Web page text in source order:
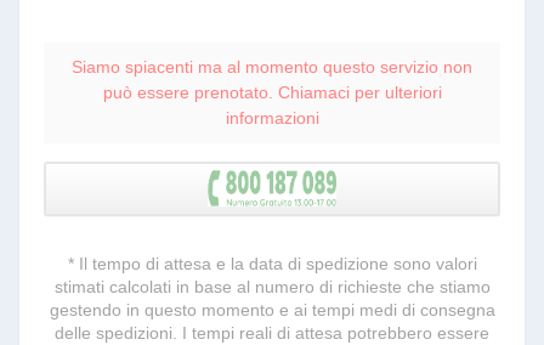
Siamo spiacenti ma al momento questo servizio non
può essere prenotato. Chiamaci per ulteriori
informazioni
* Il tempo di attesa e la data di spedizione sono valori
stimati calcolati in base al numero di richieste che stiamo
gestendo in questo momento e ai tempi medi di consegna
delle spedizioni. I tempi reali di attesa potrebbero essere